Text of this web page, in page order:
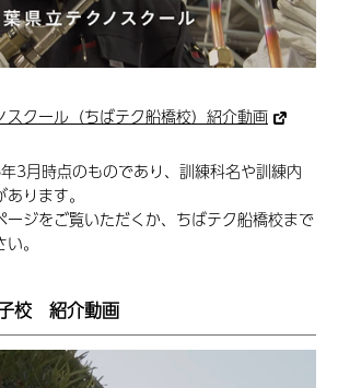
スクール（ちばテク船橋校）紹介動画
3月時点のものであり、訓練科名や訓練内
ります。
ジをご覧いただくか、ちばテク船橋校まで
。
校 紹介動画